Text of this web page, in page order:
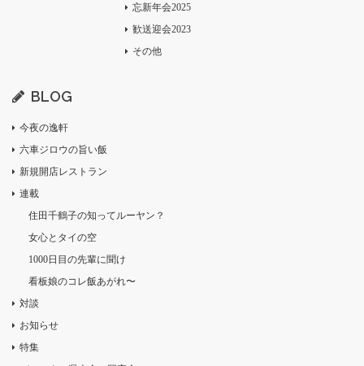
忘新年会2025
歓送迎会2023
その他
BLOG
今夜の逸軒
六車ジロウの旨い飯
新規開店レストラン
連載
住田千鶴子の知ってルーヤン？
女心とタイの空
1000日目の先輩に聞け
看板娘のコレ飯あがれ〜
対談
お知らせ
特集